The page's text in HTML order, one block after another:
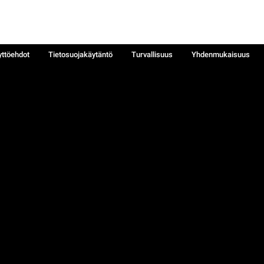
Tietosuojakäytäntö Turvallisuus
Yhdenmukaisuus